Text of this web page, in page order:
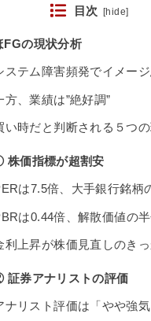
目次 [hide]
FGの現状分析
ステム障害頻発でイメー
方、業績は”絶好調”
い時だと判断される５つ
株価指標が超割安
は7.5倍、大手銀行銘柄
は0.44倍、解散価値の
利上昇が株価見直しのき
証券アナリストの評価
ナリスト評価は「やや強気